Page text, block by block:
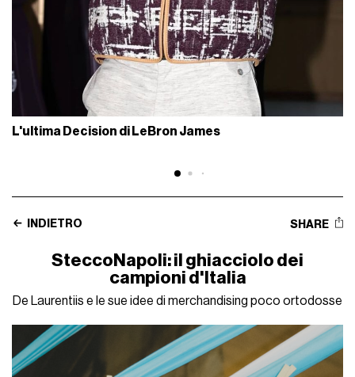
L'ultima Decision di LeBron James
INDIETRO SHARE
SteccoNapoli: il ghiacciolo dei
campioni d'Italia
De Laurentiis e le sue idee di merchandising poco ortodosse